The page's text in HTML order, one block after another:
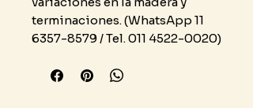
terminaciones. (WhatsApp 11
6357-8579 / Tel. 011 4522-0020)